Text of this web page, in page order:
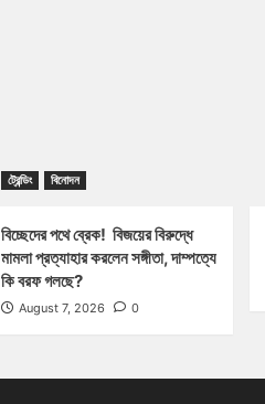
ট্রেন্ডিং বিনোদন
বিচ্ছেদের পথে ব্রেক! বিজয়ের বিরুদ্ধে
মামলা প্রত্যাহার করলেন সঙ্গীতা, দাম্পত্যে
কি বরফ গলছে?
August 7, 2026 0